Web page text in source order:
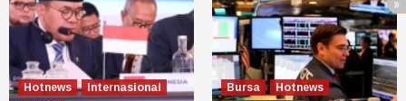
Hotnews
Internasional
Bursa
Hotnews